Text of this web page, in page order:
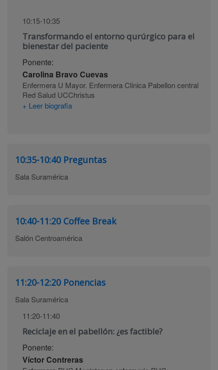
10:15-10:35
Transformando el entorno qurúrgico para el
bienestar del paciente
Ponente:
Carolina Bravo Cuevas
Enfermera U Mayor. Enfermera Clinica Pabellon central
Red Salud UCChristus
+ Leer biografia
10:35-10:40 Preguntas
Sala Suramérica
10:40-11:20 Coffee Break
Salón Centroamérica
11:20-12:20 Ponencias
Sala Suramérica
11:20-11:40
Reciclaje en el pabellón: ¿es factible?
Ponente:
Víctor Contreras